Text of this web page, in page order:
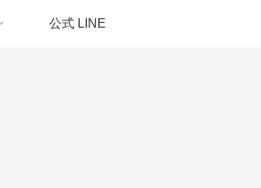
公式 LINE